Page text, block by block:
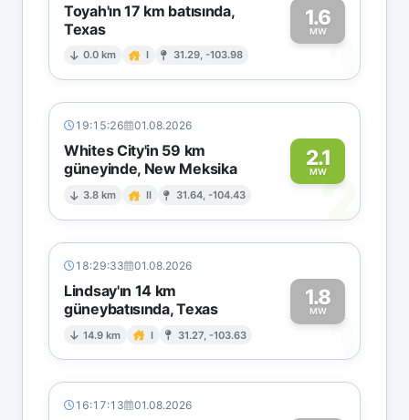
Toyah'ın 17 km batısında,
Texas
0.0 km I 31.29, -103.98
1.6
MW1
19:15:26 01.08.2026
Whites City'in 59 km
güneyinde, New Meksika
3.8 km II 31.64, -104.43
2.1
MW2
18:29:33 01.08.2026
Lindsay'ın 14 km
güneybatısında, Texas
14.9 km I 31.27, -103.63
1.8
MW1
16:17:13 01.08.2026